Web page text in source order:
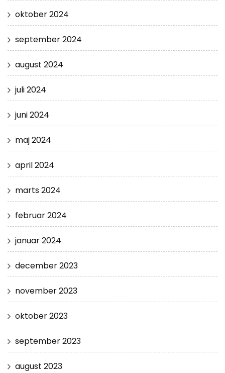
oktober 2024
september 2024
august 2024
juli 2024
juni 2024
maj 2024
april 2024
marts 2024
februar 2024
januar 2024
december 2023
november 2023
oktober 2023
september 2023
august 2023